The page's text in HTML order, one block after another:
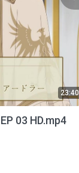
23:40
03 HD.mp4